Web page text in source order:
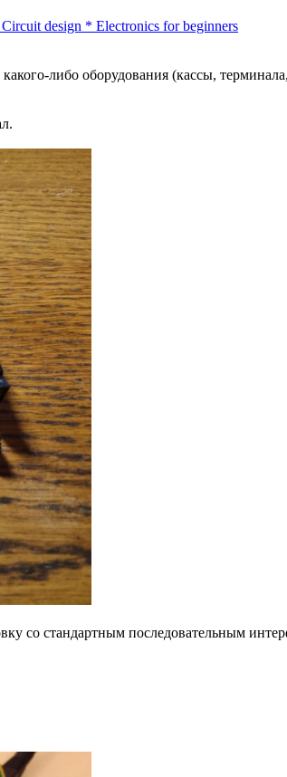
Circuit design * Electronics for beginners
либо оборудования (кассы,
со стандартным последовательным